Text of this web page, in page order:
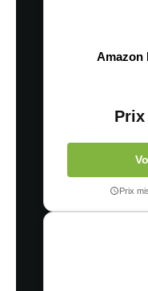
Amazon
Prix